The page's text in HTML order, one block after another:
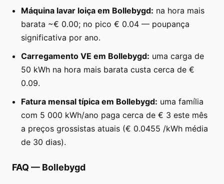
Máquina lavar loiça em Bollebygd: na hora mais
barata ~€ 0.00; no pico € 0.04 — poupança
significativa por ano.
Carregamento VE em Bollebygd: uma carga de
50 kWh na hora mais barata custa cerca de €
0.09.
Fatura mensal típica em Bollebygd: uma família
com 5 000 kWh/ano paga cerca de € 3 este mês
a preços grossistas atuais (€ 0.0455 /kWh média
de 30 dias).
FAQ — Bollebygd